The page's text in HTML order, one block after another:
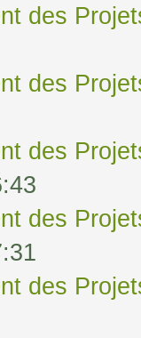
des
des
des
des
des